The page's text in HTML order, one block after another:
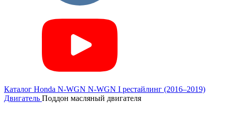
Каталог Honda N-WGN N-WGN I рестайлинг (2016–2019)
Двигатель Поддон масляный двигателя